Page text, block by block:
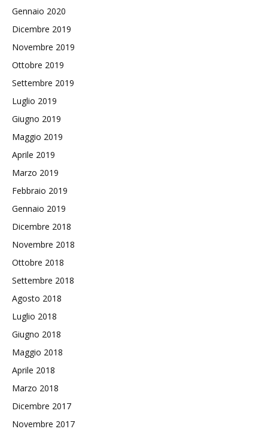
Gennaio 2020
Dicembre 2019
Novembre 2019
Ottobre 2019
Settembre 2019
Luglio 2019
Giugno 2019
Maggio 2019
Aprile 2019
Marzo 2019
Febbraio 2019
Gennaio 2019
Dicembre 2018
Novembre 2018
Ottobre 2018
Settembre 2018
Agosto 2018
Luglio 2018
Giugno 2018
Maggio 2018
Aprile 2018
Marzo 2018
Dicembre 2017
Novembre 2017